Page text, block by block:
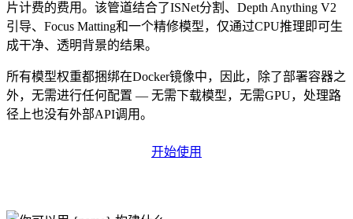
片计费的费用。该管道结合了ISNet分割、Depth Anything V2
引导、Focus Matting和一个精修模型，仅通过CPU推理即可生
成干净、透明背景的结果。
所有模型权重都捆绑在Docker镜像中，因此，除了部署容器之
外，无需进行任何配置 — 无需下载模型，无需GPU，处理路
径上也没有外部API调用。
开始使用